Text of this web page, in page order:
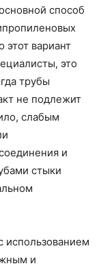
способ
этот вариант
это
трубы
не подлежит
слабым
и
стыки
использованием
и